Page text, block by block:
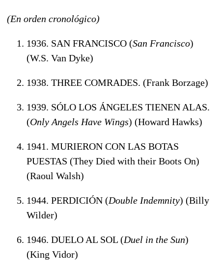
(En orden cronológico)
1936. SAN FRANCISCO (San Francisco)
(W.S. Van Dyke)
1938. THREE COMRADES. (Frank Borzage)
1939. SÓLO LOS ÁNGELES TIENEN ALAS.
(Only Angels Have Wings) (Howard Hawks)
1941. MURIERON CON LAS BOTAS
PUESTAS (They Died with their Boots On)
(Raoul Walsh)
1944. PERDICIÓN (Double Indemnity) (Billy
Wilder)
1946. DUELO AL SOL (Duel in the Sun)
(King Vidor)